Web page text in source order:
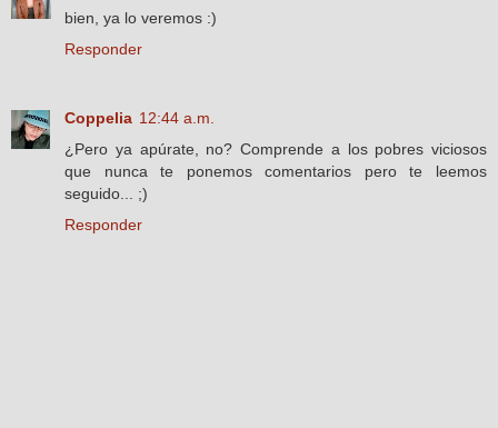
bien, ya lo veremos :)
Responder
Coppelia 12:44 a.m.
¿Pero ya apúrate, no? Comprende a los pobres viciosos
que nunca te ponemos comentarios pero te leemos
seguido... ;)
Responder